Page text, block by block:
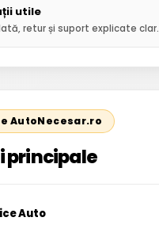
utile
retur și suport explicate clar.
AutoNecesar.ro
principale
Auto